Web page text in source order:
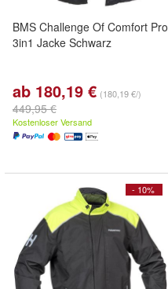
BMS Challenge Of Comfort Pro
3in1 Jacke Schwarz
ab 180,19 € (180,19 €/)
449,95 €
Kostenloser Versand
- 10%